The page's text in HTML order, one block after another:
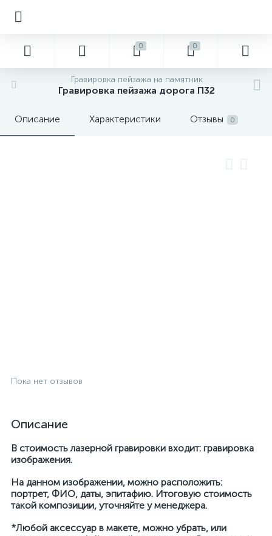
0 0
Гравировка пейзажа на памятник
Гравировка пейзажа дорога П32
Описание Характеристики Отзывы 0
Пока нет отзывов
Описание
В стоимость лазерной гравировки входит: гравировка
изображения.
На данном изображении, можно расположить:
портрет, ФИО, даты, эпитафию. Итоговую стоимость
такой композиции, уточняйте у менеджера.
*Любой аксессуар в макете, можно убрать, или